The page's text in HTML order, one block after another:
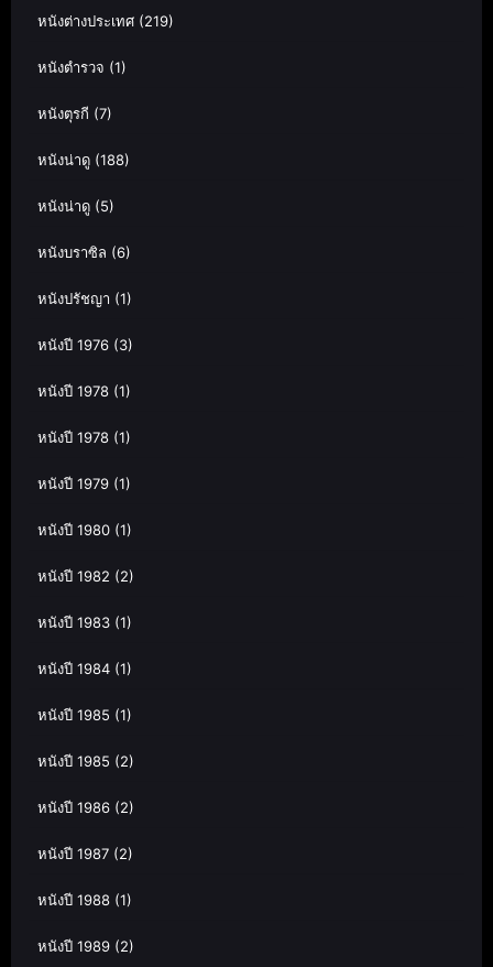
หนังต่างประเทศ (219)
หนังตำรวจ (1)
หนังตุรกี (7)
หนังน่าดู (188)
หนังน่าดู (5)
หนังบราซิล (6)
หนังปรัชญา (1)
หนังปี 1976 (3)
หนังปี 1978 (1)
หนังปี 1978 (1)
หนังปี 1979 (1)
หนังปี 1980 (1)
หนังปี 1982 (2)
หนังปี 1983 (1)
หนังปี 1984 (1)
หนังปี 1985 (1)
หนังปี 1985 (2)
หนังปี 1986 (2)
หนังปี 1987 (2)
หนังปี 1988 (1)
หนังปี 1989 (2)